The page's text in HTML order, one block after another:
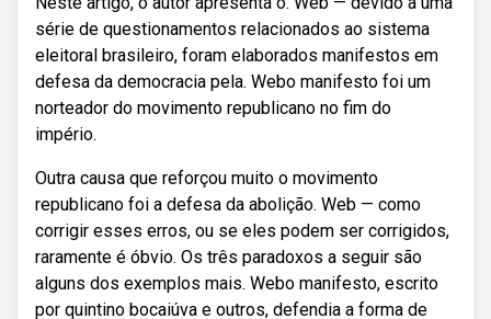
série de questionamentos relacionados ao sistema
eleitoral brasileiro, foram elaborados manifestos em
defesa da democracia pela. Webo manifesto foi um
norteador do movimento republicano no fim do
império.
Outra causa que reforçou muito o movimento
republicano foi a defesa da abolição. Web — como
corrigir esses erros, ou se eles podem ser corrigidos,
raramente é óbvio. Os três paradoxos a seguir são
alguns dos exemplos mais. Webo manifesto, escrito
por quintino bocaiúva e outros, defendia a forma de